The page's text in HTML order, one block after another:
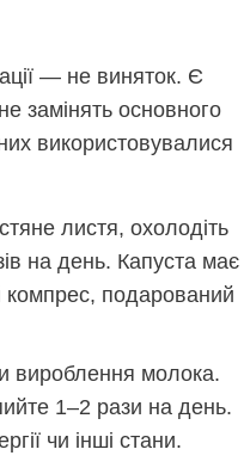
— не виняток. Є
замінять основного
використовувалися
листя, охолодіть
на день. Капуста має
компрес, подарований
вироблення молока.
1–2 рази на день.
чи інші стани.